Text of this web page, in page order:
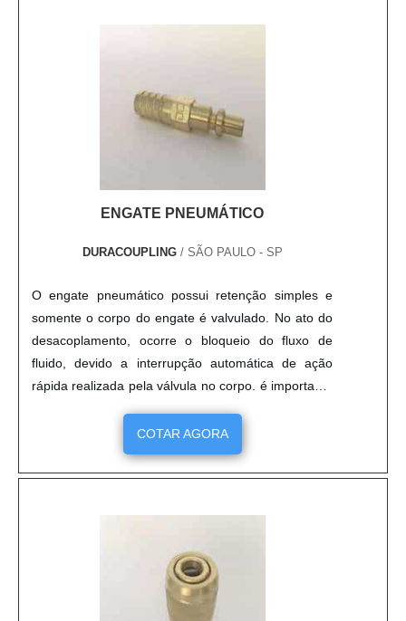
ENGATE PNEUMÁTICO
DURACOUPLING/ SÃO PAULO - SP
O engate pneumático possui retenção simples e
somente o corpo do engate é valvulado. No ato do
desacoplamento, ocorre o bloqueio do fluxo de
fluido, devido a interrupção automática de ação
rápida realizada pela válvula no corpo. é importante
cuidar do processo para que aconteça a passagem
de fluído sem nenhuma perda ou vazamento.
Opções de engate pneumático Série DPN 114 - O
engate possui travamento por duplo rolete,
COTAR AGORA